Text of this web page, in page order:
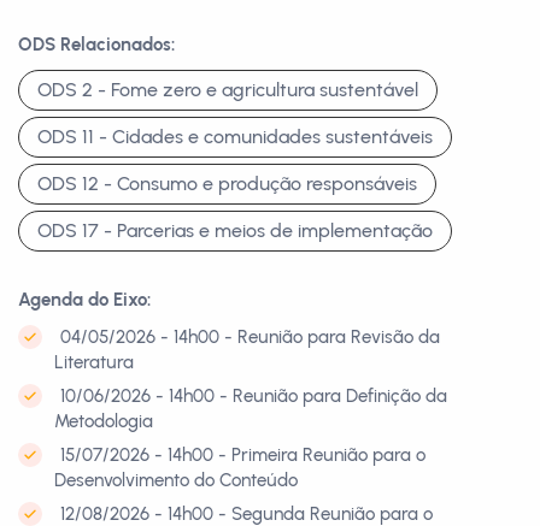
ODS Relacionados:
ODS 2 - Fome zero e agricultura sustentável
ODS 11 - Cidades e comunidades sustentáveis
ODS 12 - Consumo e produção responsáveis
ODS 17 - Parcerias e meios de implementação
Agenda do Eixo:
04/05/2026 - 14h00 - Reunião para Revisão da
Literatura
10/06/2026 - 14h00 - Reunião para Definição da
Metodologia
15/07/2026 - 14h00 - Primeira Reunião para o
Desenvolvimento do Conteúdo
12/08/2026 - 14h00 - Segunda Reunião para o